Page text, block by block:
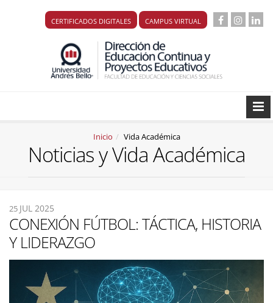
CERTIFICADOS DIGITALES CAMPUS VIRTUAL
Inicio Vida Académica
Noticias y Vida Académica
25 JUL 2025
CONEXIÓN FÚTBOL: TÁCTICA, HISTORIA
Y LIDERAZGO